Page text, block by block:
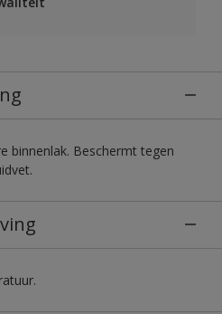
binnenlak. Beschermt tegen